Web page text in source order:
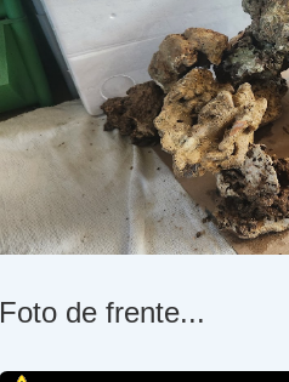
Foto de frente...